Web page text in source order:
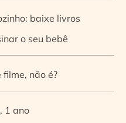
baixe livros
o seu bebê
não é?
1 ano